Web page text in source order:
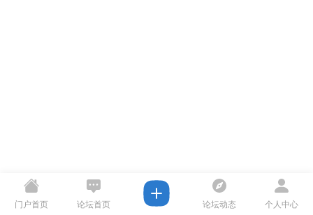
门户首页 论坛首页 论坛动态 个人中心